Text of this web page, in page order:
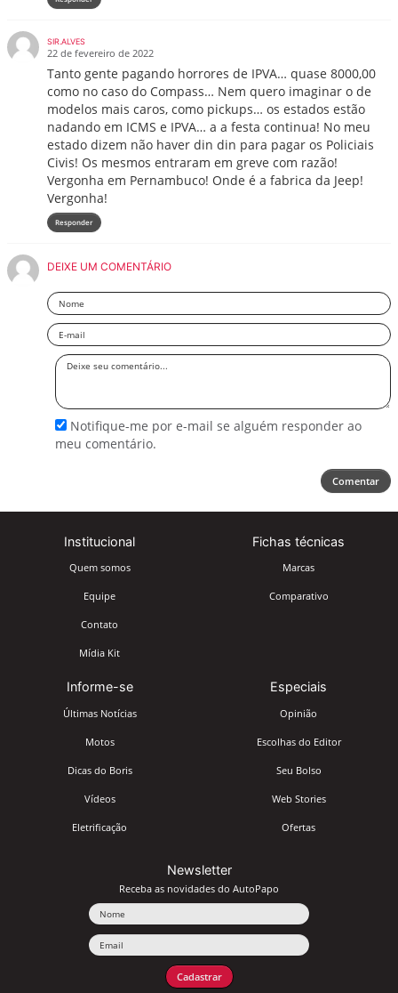
SIR.ALVES
22 de fevereiro de 2022
Tanto gente pagando horrores de IPVA… quase 8000,00
como no caso do Compass… Nem quero imaginar o de
modelos mais caros, como pickups… os estados estão
nadando em ICMS e IPVA… a a festa continua! No meu
estado dizem não haver din din para pagar os Policiais
Civis! Os mesmos entraram em greve com razão!
Vergonha em Pernambuco! Onde é a fabrica da Jeep!
Vergonha!
Responder
DEIXE UM COMENTÁRIO
Nome
Email
Deixe
Notifique-me por e-mail se alguém responder ao
meu comentário.
Comentar
Institucional
Quem somos
Equipe
Contato
Mídia Kit
Fichas técnicas
Marcas
Comparativo
Informe-se
Últimas Notícias
Motos
Dicas do Boris
Vídeos
Eletrificação
Especiais
Opinião
Escolhas do Editor
Seu Bolso
Web Stories
Ofertas
Newsletter
Receba as novidades do AutoPapo
Cadastrar